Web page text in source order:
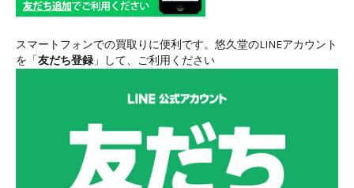
スマートフォンでの買取りに便利です。悠久堂のLINEアカウント
を「友だち登録 」して、ご利用ください